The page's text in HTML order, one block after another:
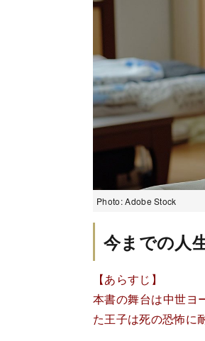
Photo: Adobe Stock
今までの人
【あらすじ】
本書の舞台は中世ヨ
た王子は死の恐怖に